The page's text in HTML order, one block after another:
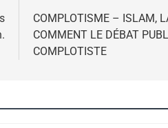
COMPLOTISME – ISLAM,
COMMENT LE DÉBAT
COMPLOTISTE
Tafraout, Le Miel De